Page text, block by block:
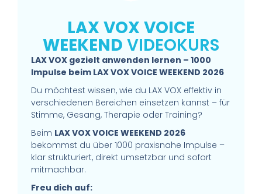
LAX VOX VOICE
WEEKEND VIDEOKURS
LAX VOX gezielt anwenden lernen – 1000
Impulse beim LAX VOX VOICE WEEKEND 2026
Du möchtest wissen, wie du LAX VOX effektiv in
verschiedenen Bereichen einsetzen kannst – für
Stimme, Gesang, Therapie oder Training?
Beim LAX VOX VOICE WEEKEND 2026
bekommst du über 1000 praxisnahe Impulse –
klar strukturiert, direkt umsetzbar und sofort
mitmachbar.
Freu dich auf: